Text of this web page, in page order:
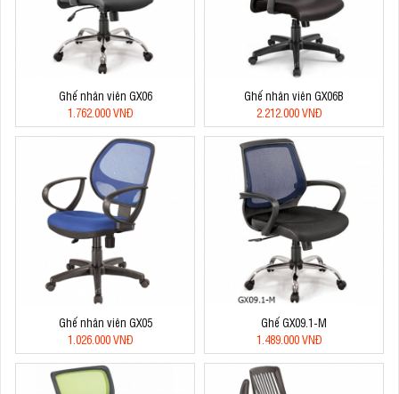
Ghế nhân viên GX06
1.762.000 VNĐ
Ghế nhân viên GX06B
2.212.000 VNĐ
Ghế nhân viên GX05
1.026.000 VNĐ
Ghế GX09.1-M
1.489.000 VNĐ